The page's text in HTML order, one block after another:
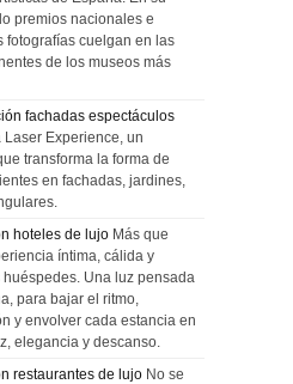
premios nacionales e
fotografías cuelgan en las
de los museos más
fachadas espectáculos
Laser Experience, un
transforma la forma de
en fachadas, jardines,
hoteles de lujo Más que
íntima, cálida y
Una luz pensada
para bajar el ritmo,
y envolver cada estancia en
elegancia y descanso.
restaurantes de lujo No se